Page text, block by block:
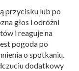
przycisku lub po
głos i odróżni
i reaguje na
pogoda po
o spotkaniu.
dodatkowy